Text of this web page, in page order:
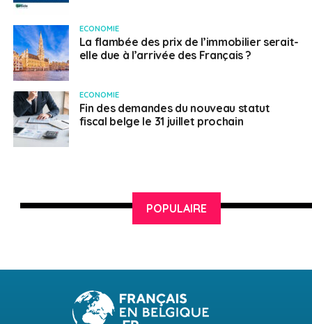
ECONOMIE
La flambée des prix de l’immobilier serait-
elle due à l’arrivée des Français ?
ECONOMIE
Fin des demandes du nouveau statut
fiscal belge le 31 juillet prochain
POPULAIRE